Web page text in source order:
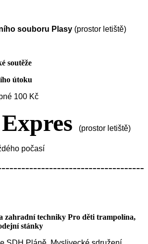
souboru Plasy (prostor letiště)
soutěže
útoku
100 Kč
Expres (prostor letiště)
počasí
zahradní techniky Pro děti trampolína,
stánky